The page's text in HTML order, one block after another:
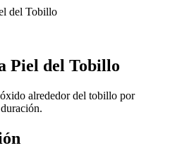
del Tobillo
Piel del Tobillo
alrededor del tobillo por